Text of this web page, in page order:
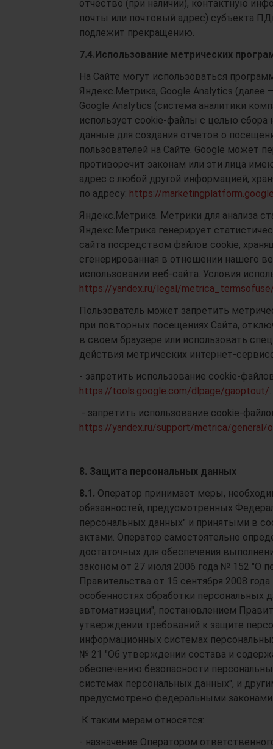
отчество (при наличии), контактную
почты или почтовый адрес) субъекта
подлежит прекращению.
7.4.Использование метрических
На Сайте могут использоваться
Яндекс.Метрика, Google Analytics
Google Analytics (система аналитики
использует cookie-файлы с целью сбора
данные для создания отчетов о
пользователей на Сайте. Google может
противоречит законам или эти лица
адрес с любой другой информацией,
по адресу: https://
Яндекс.Метрика. Метрики для анализа
Яндекс.Метрика генерирует
сайта посредством файлов cookie,
сгенерированная в отношении нашего
использовании веб-сайта. Условия
https://yandex.ru/legal/
Пользователь может запретить
при повторных посещениях Сайта,
в своем браузере или использовать
действия метрических интернет-
- запретить использование cookie-
https://tools.google.com/dlpage/gaoptout/
- запретить использование cookie-
https://yandex.ru/support/metrica/general/
8. Защита персональных данных
8.1. Оператор принимает меры,
обязанностей, предусмотренных
персональных данных" и принятыми в
актами. Оператор самостоятельно
достаточных для обеспечения
законом от 27 июля 2006 года № 152 "О
Правительства от 15 сентября 2008
особенностях обработки персональных
автоматизации", постановлением
утверждении требований к защите
информационных системах
№ 21 "Об утверждении состава и
обеспечению безопасности
системах персональных данных", и
предусмотрено федеральными
К таким мерам относятся:
- назначение Оператором